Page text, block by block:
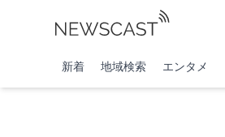
新着 地域検索 エンタメ